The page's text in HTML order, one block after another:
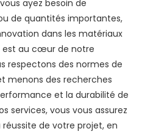
ayez besoin de
de quantités importantes,
dans les matériaux
est au cœur de notre
respectons des normes de
menons des recherches
et la durabilité de
services, vous vous assurez
de votre projet, en